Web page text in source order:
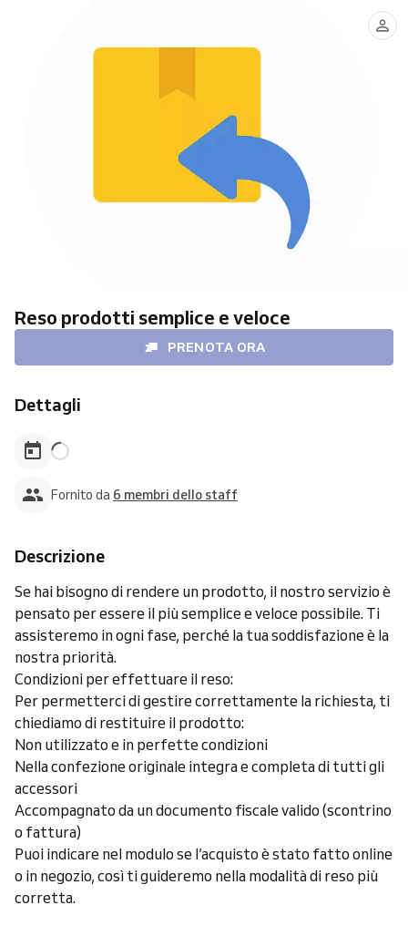
Reso prodotti semplice e veloce
PRENOTA ORA
Dettagli
Fornito da 6 membri dello staff
Descrizione
Se hai bisogno di rendere un prodotto, il nostro servizio è
pensato per essere il più semplice e veloce possibile. Ti
assisteremo in ogni fase, perché la tua soddisfazione è la
nostra priorità.
Condizioni per effettuare il reso:
Per permetterci di gestire correttamente la richiesta, ti
chiediamo di restituire il prodotto:
Non utilizzato e in perfette condizioni
Nella confezione originale integra e completa di tutti gli
accessori
Accompagnato da un documento fiscale valido (scontrino
o fattura)
Puoi indicare nel modulo se l’acquisto è stato fatto online
o in negozio, così ti guideremo nella modalità di reso più
corretta.